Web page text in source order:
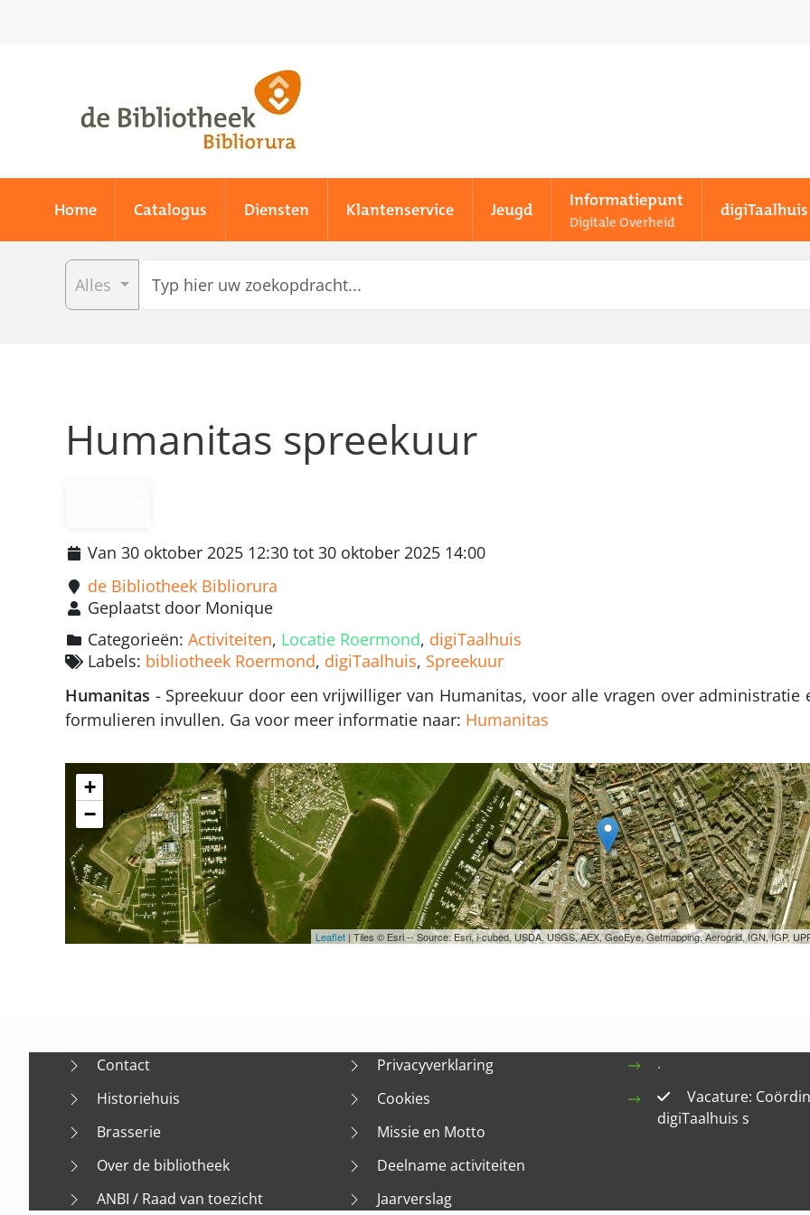
Home Catalogus Diensten Klantenservice Jeugd Informatiepunt
Digitale Overheid
digiTaalhuis
Alles
Humanitas spreekuur
Van 30 oktober 2025 12:30 tot 30 oktober 2025 14:00
de Bibliotheek Bibliorura
Geplaatst door Monique
Categorieën: Activiteiten, Locatie Roermond, digiTaalhuis
Labels: bibliotheek Roermond, digiTaalhuis, Spreekuur
Humanitas - Spreekuur door een vrijwilliger van Humanitas, voor alle vragen over administratie
formulieren invullen. Ga voor meer informatie naar: Humanitas
+
−
Leaflet | Tiles © Esri -- Source: Esri, i-cubed, USDA, USGS, AEX, GeoEye, Getmapping, Aerogrid, IGN, IGP,
Contact
Historiehuis
Brasserie
Over de bibliotheek
ANBI / Raad van toezicht
Privacyverklaring
Cookies
Missie en Motto
Deelname activiteiten
Jaarverslag
.
Vacature:
digiTaalhuis s